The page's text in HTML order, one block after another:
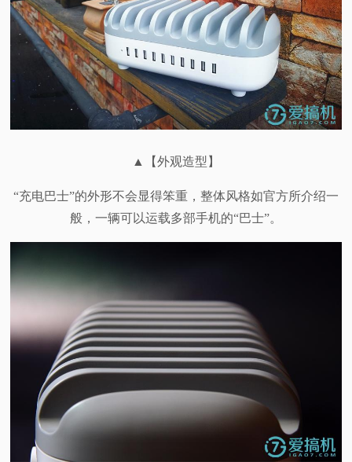
▲【外观造型】
“充电巴士”的外形不会显得笨重，整体风格如官方所介绍一
般，一辆可以运载多部手机的“巴士”。